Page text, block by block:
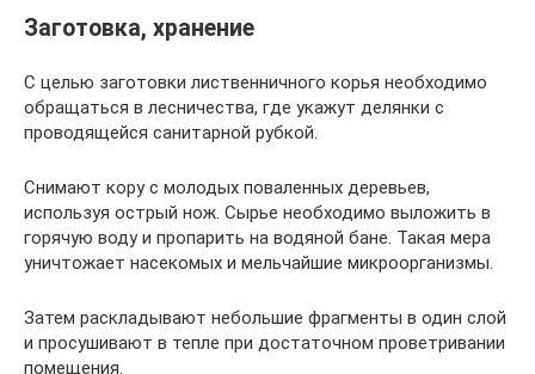
Заготовка, хранение
С целью заготовки лиственничного корья необходимо
обращаться в лесничества, где укажут делянки с
проводящейся санитарной рубкой.
Снимают кору с молодых поваленных деревьев,
используя острый нож. Сырье необходимо выложить в
горячую воду и пропарить на водяной бане. Такая мера
уничтожает насекомых и мельчайшие микроорганизмы.
Затем раскладывают небольшие фрагменты в один слой
и просушивают в тепле при достаточном проветривании
помещения.